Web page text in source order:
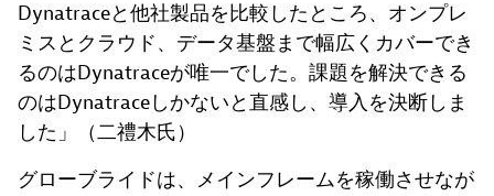
Dynatraceと他社製品を比較したところ、オンプレ
ミスとクラウド、データ基盤まで幅広くカバーでき
るのはDynatraceが唯一でした。課題を解決できる
のはDynatraceしかないと直感し、導入を決断しま
した」（二禮木氏）
グローブライドは、メインフレームを稼働させなが